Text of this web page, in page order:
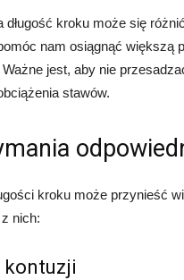
długość kroku może się
nam osiągnąć
jest, aby nie
stawów.
kroku może przynieść
nich:
kontuzji